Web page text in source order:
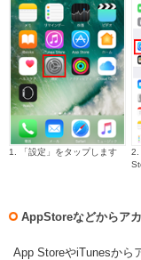
1. 「設定」をタップします
2.
AppStoreなどからア
App StoreやiTunesから